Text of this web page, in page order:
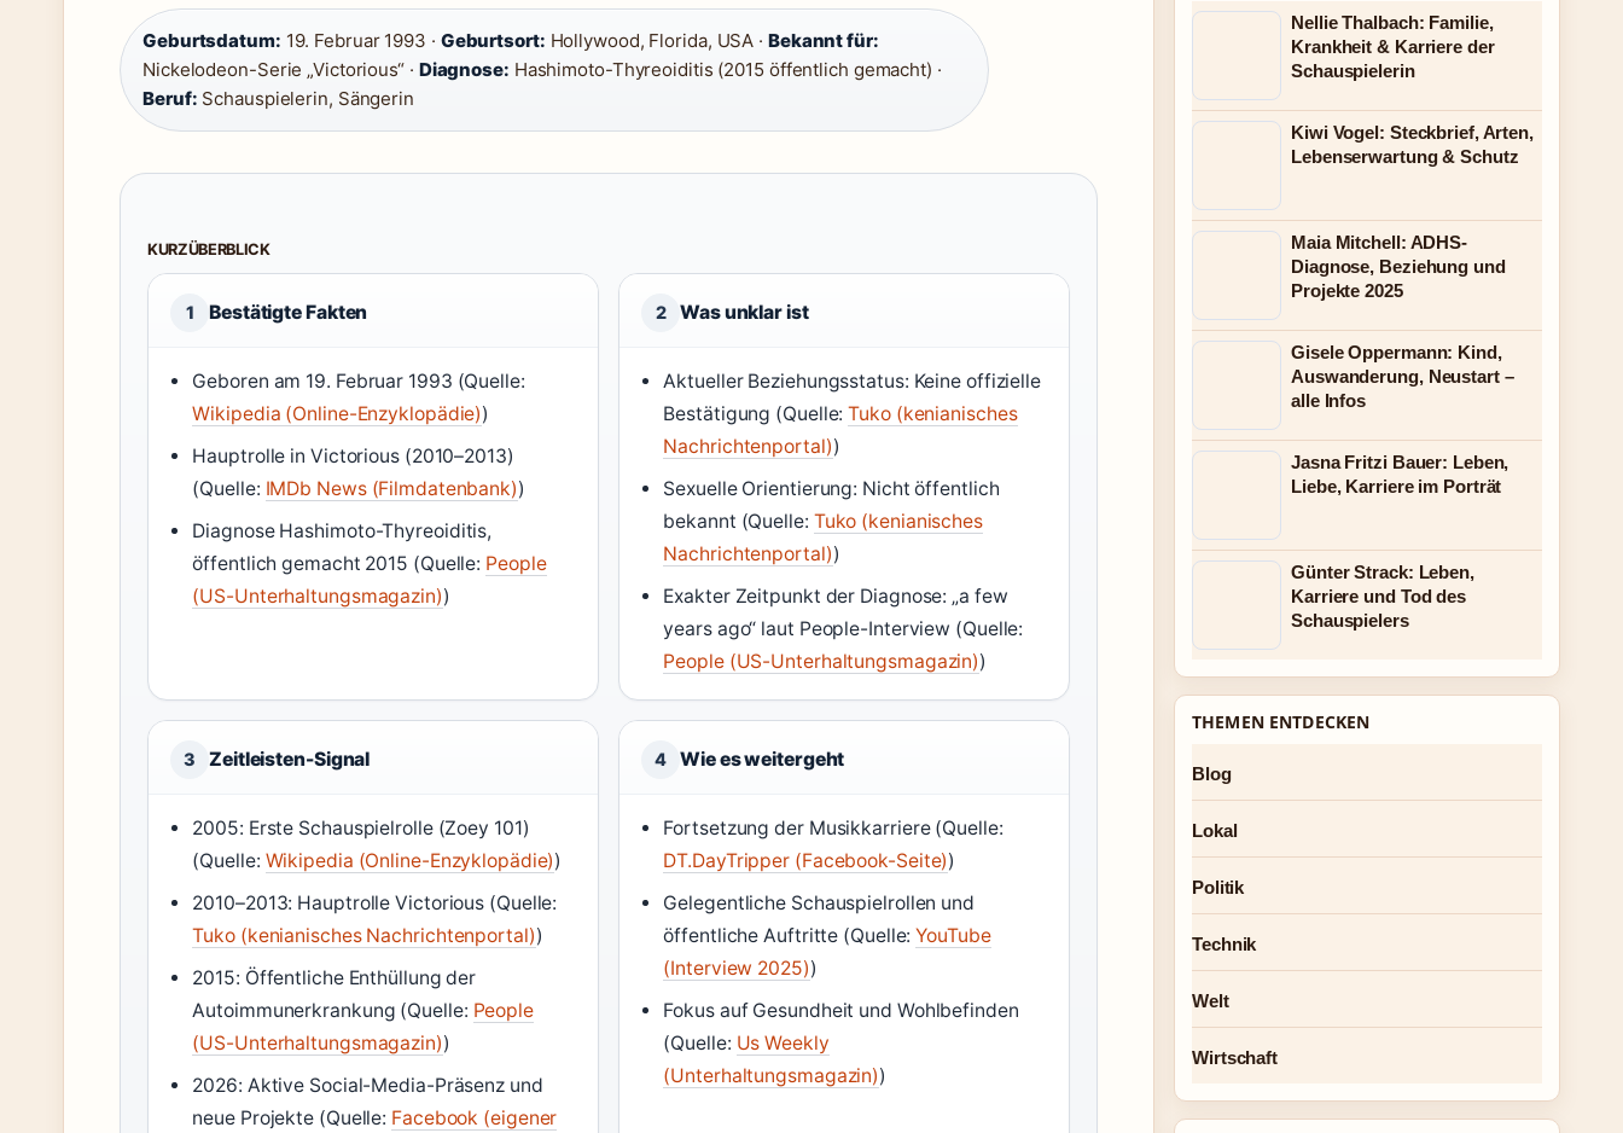
Geburtsdatum: 19. Februar 1993 · Geburtsort: Hollywood, Florida, USA · Bekannt für:
Nickelodeon-Serie „Victorious“ · Diagnose: Hashimoto-Thyreoiditis (2015 öffentlich gemacht) ·
Beruf: Schauspielerin, Sängerin
KURZÜBERBLICK
1 Bestätigte Fakten
Geboren am 19. Februar 1993 (Quelle:
Wikipedia (Online-Enzyklopädie))
Hauptrolle in Victorious (2010–2013)
(Quelle: IMDb News (Filmdatenbank))
Diagnose Hashimoto-Thyreoiditis,
öffentlich gemacht 2015 (Quelle: People
(US-Unterhaltungsmagazin))
2 Was unklar ist
Aktueller Beziehungsstatus: Keine offizielle
Bestätigung (Quelle:Tuko (kenianisches
Nachrichtenportal))
Sexuelle Orientierung: Nicht öffentlich
bekannt (Quelle: Tuko (kenianisches
Nachrichtenportal))
Exakter Zeitpunkt der Diagnose: „a few
years ago“ laut People-Interview (Quelle:
People (US-Unterhaltungsmagazin))
3 Zeitleisten-Signal
2005: Erste Schauspielrolle (Zoey 101)
(Quelle: Wikipedia (Online-Enzyklopädie))
2010–2013: Hauptrolle Victorious (Quelle:
Tuko (kenianisches Nachrichtenportal))
2015: Öffentliche Enthüllung der
Autoimmunerkrankung (Quelle: People
(US-Unterhaltungsmagazin))
2026: Aktive Social-Media-Präsenz und
neue Projekte (Quelle: Facebook (eigener
4 Wie es weitergeht
Fortsetzung der Musikkarriere (Quelle:
DT.DayTripper (Facebook-Seite))
Gelegentliche Schauspielrollen und
öffentliche Auftritte (Quelle:YouTube
(Interview 2025))
Fokus auf Gesundheit und Wohlbefinden
(Quelle: Us Weekly
(Unterhaltungsmagazin))
Nellie Thalbach: Familie,
Krankheit & Karriere der
Schauspielerin
Kiwi Vogel: Steckbrief, Arten,
Lebenserwartung & Schutz
Maia Mitchell: ADHS-
Diagnose, Beziehung und
Projekte 2025
Gisele Oppermann: Kind,
Auswanderung, Neustart –
alle Infos
Jasna Fritzi Bauer: Leben,
Liebe, Karriere im Porträt
Günter Strack: Leben,
Karriere und Tod des
Schauspielers
THEMEN ENTDECKEN
Blog
Lokal
Politik
Technik
Welt
Wirtschaft